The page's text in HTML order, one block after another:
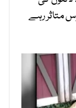
متاثر رہے